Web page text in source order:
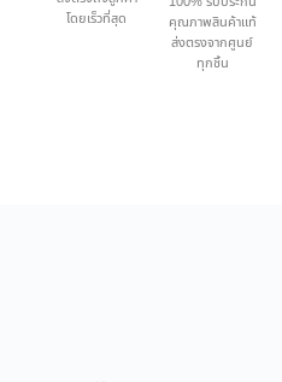
โดยเร็วที่สุด
คุณภาพสินค้าแท้
ส่งตรงจากศูนย์
ทุกชิ้น